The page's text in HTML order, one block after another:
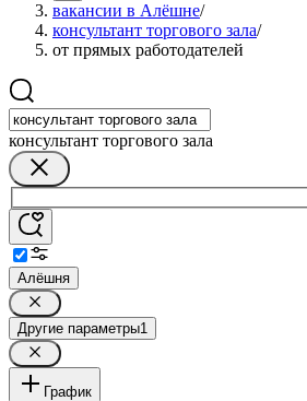
вакансии в Алёшне/
консультант торгового зала/
от прямых работодателей
консультант торгового зала
Алёшня
Другие параметры1
График